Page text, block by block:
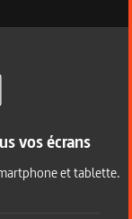
vos écrans
et tablette.